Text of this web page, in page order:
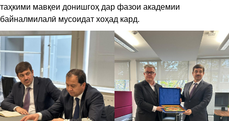
таҳкими мавқеи донишгоҳ дар фазои академии
байналмилалӣ мусоидат хоҳад кард.